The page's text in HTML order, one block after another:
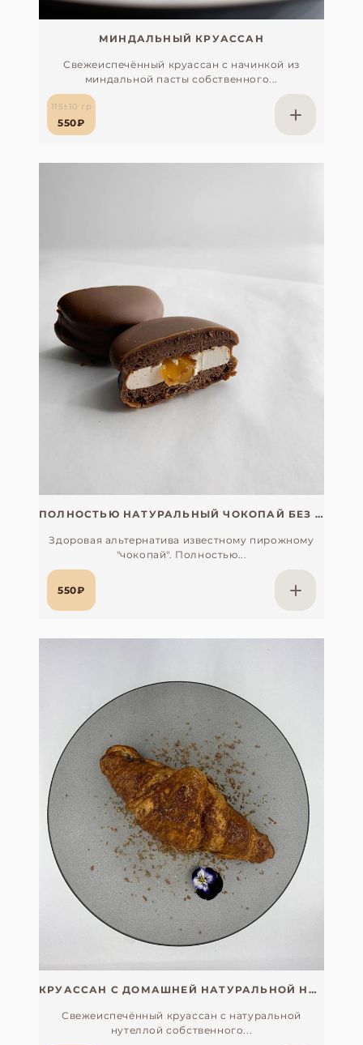
МИНДАЛЬНЫЙ КРУАССАН
Свежеиспечённый круассан с начинкой из
миндальной пасты собственного...
115±10 гр
550₽
ПОЛНОСТЬЮ НАТУРАЛЬНЫЙ ЧОКОПАЙ БЕЗ САХАРА
Здоровая альтернатива известному пирожному
"чокопай". Полностью...
550₽
КРУАССАН С ДОМАШНЕЙ НАТУРАЛЬНОЙ НУТЕЛЛОЙ
Свежеиспечённый круассан с натуральной
нутеллой собственного...